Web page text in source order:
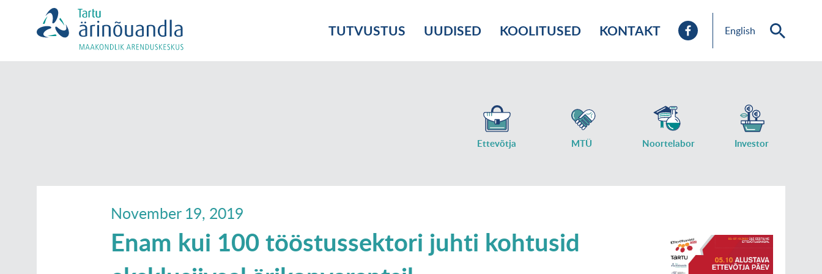
TUTVUSTUS UUDISED KOOLITUSED KONTAKT English
Ettevõtja MTÜ Noortelabor Investor
November 19, 2019
Enam kui 100 tööstussektori juhti kohtusid